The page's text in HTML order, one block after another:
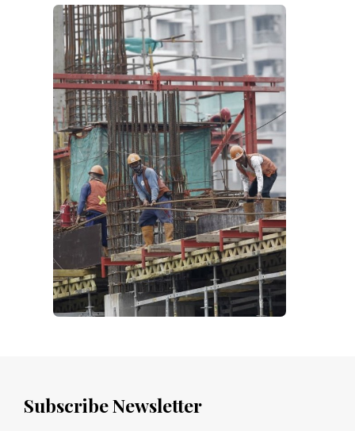
Subscribe Newsletter